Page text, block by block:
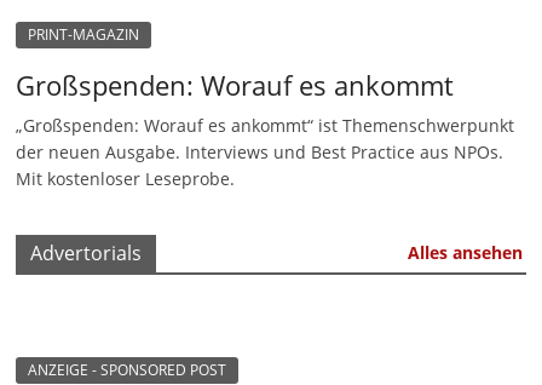
S
t
i
u
e
PRINT-MAGAZIN
Großspenden: Worauf es ankommt
„Großspenden: Worauf es ankommt“ ist Themenschwerpunkt
der neuen Ausgabe. Interviews und Best Practice aus NPOs.
Mit kostenloser Leseprobe.
Advertorials Alles ansehen
ANZEIGE - SPONSORED POST